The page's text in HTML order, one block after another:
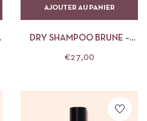
AJOUTER AU PANIER
DRY SHAMPOO BRUNE –
€27,00